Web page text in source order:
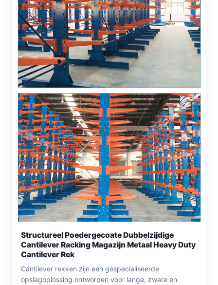
Structureel Poedergecoate Dubbelzijdige
Cantilever Racking Magazijn Metaal Heavy Duty
Cantilever Rek
Cantilever rekken zijn een gespecialiseerde
opslagoplossing ontworpen voor lange, zware en